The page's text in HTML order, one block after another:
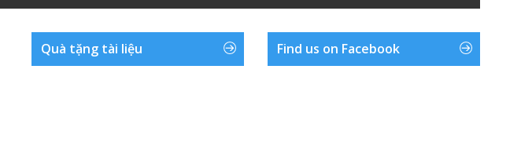
Quà tặng tài liệu Find us on Facebook